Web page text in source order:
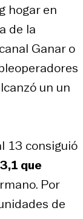
hogar en
de la
Ganar o
un un
13 consiguió
3,1 que
Por
de